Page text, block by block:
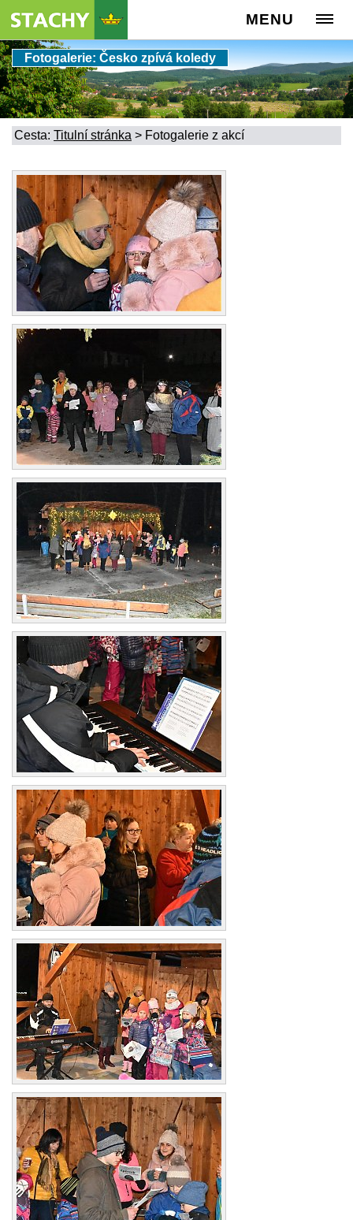
MENU
Fotogalerie: Česko zpívá koledy
Cesta: Titulní stránka > Fotogalerie z akcí